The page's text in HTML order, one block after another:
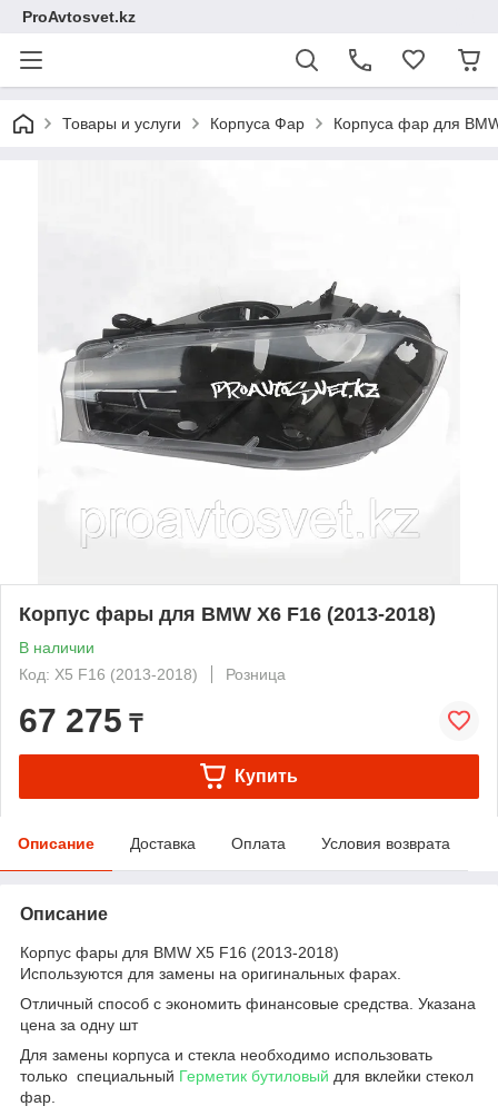
ProAvtosvet.kz
Товары и услуги Корпуса Фар Корпуса фар для
Корпус фары для BMW X6 F16 (2013-2018)
В наличии
Код: X5 F16 (2013-2018)
Розница
67 275 ₸
Купить
Описание Доставка Оплата Условия возврата
Описание
Корпус фары для BMW X5 F16 (2013-2018)
Используются для замены на оригинальных фарах.
Отличный способ с экономить финансовые средства. Указана
цена за одну шт
Для замены корпуса и стекла необходимо использовать
только специальный Герметик бутиловый для вклейки стекол
фар.